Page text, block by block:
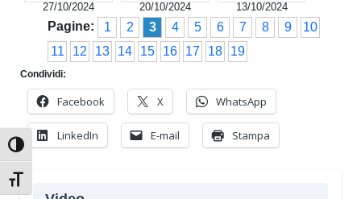
Attiva/disattiva alto contrasto
Attiva/disattiva dimensione testo
27/10/2024 20/10/2024 13/10/2024
Pagine: 1 2 3 4 5 6 7 8 9
10
11
12 13 14 15 16 17 18 19
Condividi:
Facebook X WhatsApp
LinkedIn E-mail Stampa